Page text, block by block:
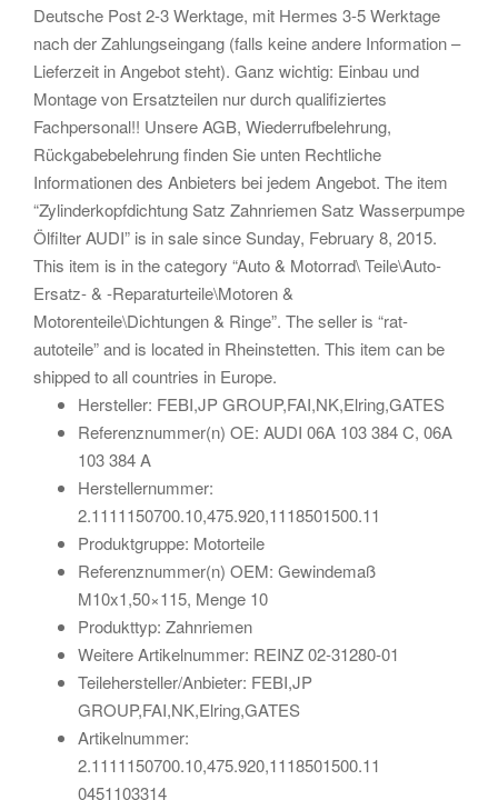
Deutsche Post 2-3 Werktage, mit Hermes 3-5 Werktage
nach der Zahlungseingang (falls keine andere Information –
Lieferzeit in Angebot steht). Ganz wichtig: Einbau und
Montage von Ersatzteilen nur durch qualifiziertes
Fachpersonal!! Unsere AGB, Wiederrufbelehrung,
Rückgabebelehrung finden Sie unten Rechtliche
Informationen des Anbieters bei jedem Angebot. The item
“Zylinderkopfdichtung Satz Zahnriemen Satz Wasserpumpe
Ölfilter AUDI” is in sale since Sunday, February 8, 2015.
This item is in the category “Auto & Motorrad\ Teile\Auto-
Ersatz- & -Reparaturteile\Motoren &
Motorenteile\Dichtungen & Ringe”. The seller is “rat-
autoteile” and is located in Rheinstetten. This item can be
shipped to all countries in Europe.
Hersteller: FEBI,JP GROUP,FAI,NK,Elring,GATES
Referenznummer(n) OE: AUDI 06A 103 384 C, 06A
103 384 A
Herstellernummer:
2.1111150700.10,475.920,1118501500.11
Produktgruppe: Motorteile
Referenznummer(n) OEM: Gewindemaß
M10x1,50×115, Menge 10
Produkttyp: Zahnriemen
Weitere Artikelnummer: REINZ 02-31280-01
Teilehersteller/Anbieter: FEBI,JP
GROUP,FAI,NK,Elring,GATES
Artikelnummer:
2.1111150700.10,475.920,1118501500.11
0451103314